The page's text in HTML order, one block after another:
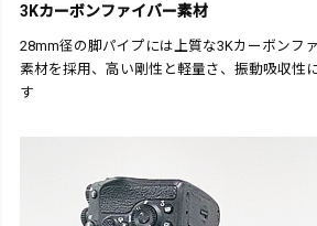
3Kカーボンファイバー素材
28mm径の脚パイプには上質な3Kカーボンフ
素材を採用、高い剛性と軽量さ、振動吸収性
す